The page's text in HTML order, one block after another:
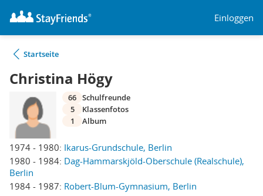
Einloggen
Startseite
Christina Högy
1974 - 1980: Ikarus-Grundschule, Berlin
1980 - 1984: Dag-Hammarskjöld-Oberschule (Realschule),
Berlin
1984 - 1987: Robert-Blum-Gymnasium, Berlin
66 Schulfreunde
5
Klassenfotos
1
Album